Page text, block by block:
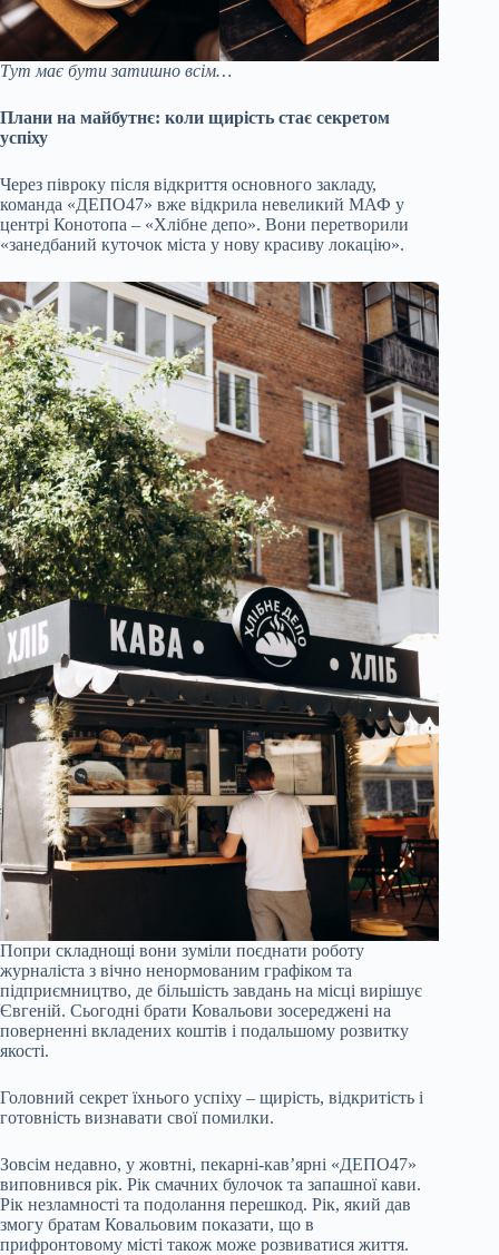
Тут має бути затишно всім…
Плани на майбутнє: коли щирість стає секретом
успіху
Через півроку після відкриття основного закладу,
команда «ДЕПО47» вже відкрила невеликий МАФ у
центрі Конотопа – «Хлібне депо». Вони перетворили
«занедбаний куточок міста у нову красиву локацію».
Попри складнощі вони зуміли поєднати роботу
журналіста з вічно ненормованим графіком та
підприємництво, де більшість завдань на місці вирішує
Євгеній. Сьогодні брати Ковальови зосереджені на
поверненні вкладених коштів і подальшому розвитку
якості.
Головний секрет їхнього успіху – щирість, відкритість і
готовність визнавати свої помилки.
Зовсім недавно, у жовтні, пекарні-кав’ярні «ДЕПО47»
виповнився рік. Рік смачних булочок та запашної кави.
Рік незламності та подолання перешкод. Рік, який дав
змогу братам Ковальовим показати, що в
прифронтовому місті також може розвиватися життя.